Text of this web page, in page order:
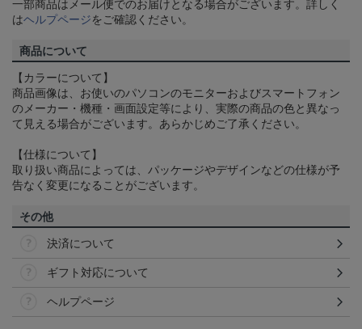
一部商品はメール便でのお届けとなる場合がございます。詳しく
はヘルプページをご確認ください。
商品について
【カラーについて】
商品画像は、お使いのパソコンのモニターおよびスマートフォン
のメーカー・機種・画面設定等により、実際の商品の色と異なっ
て見える場合がございます。あらかじめご了承ください。
【仕様について】
取り扱い商品によっては、パッケージやデザインなどの仕様が予
告なく変更になることがございます。
その他
決済について
ギフト対応について
ヘルプページ